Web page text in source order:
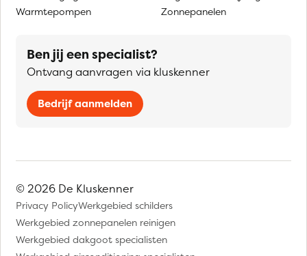
Warmtepompen
Zonnepanelen
Ben jij een specialist?
Ontvang aanvragen via kluskenner
Bedrijf aanmelden
© 2026 De Kluskenner
Privacy PolicyWerkgebied schilders
Werkgebied zonnepanelen reinigen
Werkgebied dakgoot specialisten